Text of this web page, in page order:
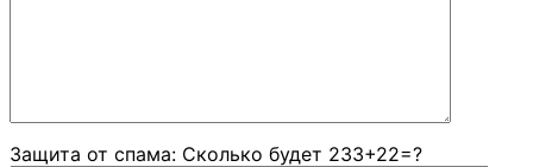
Защита от спама: Сколько будет 233+22=?